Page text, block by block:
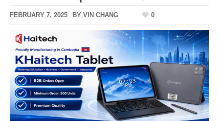
FEBRUARY 7, 2025 BY VIN CHANG 0